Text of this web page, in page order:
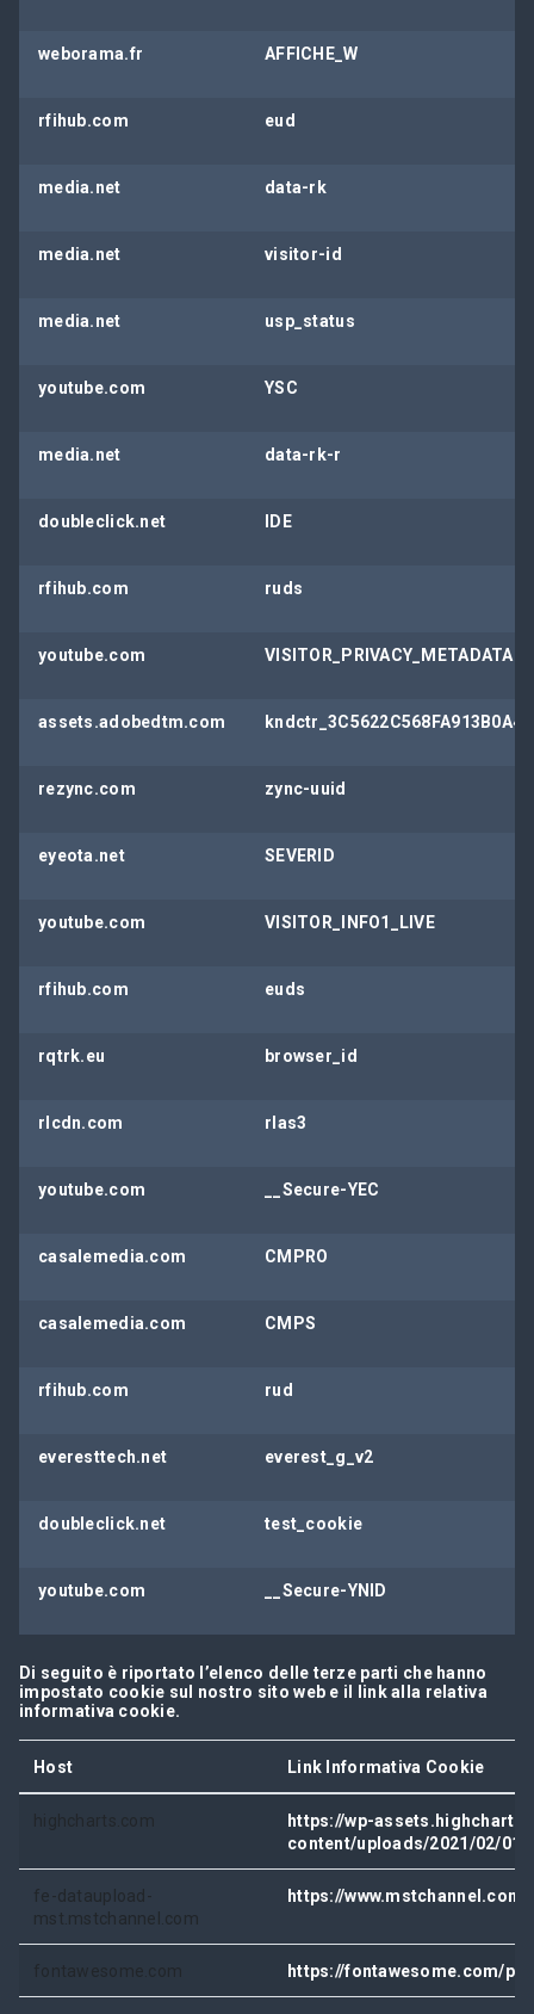
weborama.fr AFFICHE_W
rfihub.com eud
media.net data-rk
media.net visitor-id
media.net usp_status
youtube.com YSC
media.net data-rk-r
doubleclick.net IDE
rfihub.com ruds
youtube.com VISITOR_PRIVACY_METADATA
assets.adobedtm.com
rezync.com zync-uuid
eyeota.net SEVERID
youtube.com VISITOR_INFO1_LIVE
rfihub.com euds
rqtrk.eu browser_id
rlcdn.com rlas3
youtube.com __Secure-YEC
casalemedia.com CMPRO
casalemedia.com CMPS
rfihub.com rud
everesttech.net everest_g_v2
doubleclick.net test_cookie
youtube.com __Secure-YNID
Di seguito è riportato l’elenco delle terze parti che hanno
impostato cookie sul nostro sito web e il link alla relativa
informativa cookie.
Host Link Informativa Cookie
highcharts.com
https://wp-
content/uploads/2021/02/
fe-dataupload-
mst.mstchannel.com
https://www.mstchannel.com/
fontawesome.com https://fontawesome.com/